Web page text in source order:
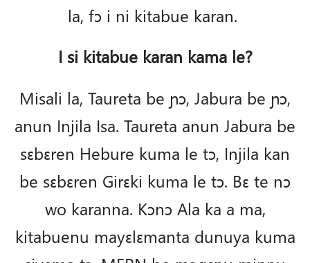
la, fɔ i ni kitabue karan.
I si kitabue karan kama le?
Misali la, Taureta be ɲɔ, Jabura be ɲɔ,
anun Injila Isa. Taureta anun Jabura be
sɛbɛren Hebure kuma le tɔ, Injila kan
be sɛbɛren Girɛki kuma le tɔ. Bɛ te nɔ
wo karanna. Kɔnɔ Ala ka a ma,
kitabuenu mayɛlɛmanta dunuya kuma